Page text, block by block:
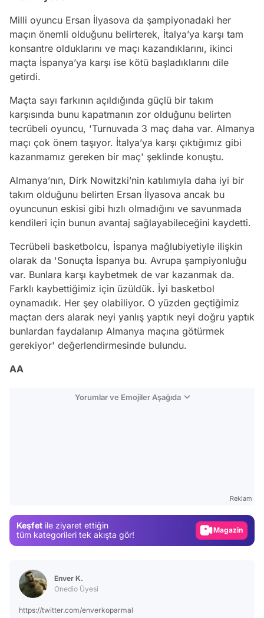
Milli oyuncu Ersan İlyasova da şampiyonadaki her
maçın önemli olduğunu belirterek, İtalya’ya karşı tam
konsantre olduklarını ve maçı kazandıklarını, ikinci
maçta İspanya’ya karşı ise kötü başladıklarını dile
getirdi.
Maçta sayı farkının açıldığında güçlü bir takım
karşısında bunu kapatmanın zor olduğunu belirten
tecrübeli oyuncu, 'Turnuvada 3 maç daha var. Almanya
maçı çok önem taşıyor. İtalya’ya karşı çıktığımız gibi
kazanmamız gereken bir maç' şeklinde konuştu.
Almanya’nın, Dirk Nowitzki’nin katılımıyla daha iyi bir
takım olduğunu belirten Ersan İlyasova ancak bu
oyuncunun eskisi gibi hızlı olmadığını ve savunmada
kendileri için bunun avantaj sağlayabileceğini kaydetti.
Tecrübeli basketbolcu, İspanya mağlubiyetiyle ilişkin
olarak da 'Sonuçta İspanya bu. Avrupa şampiyonluğu
var. Bunlara karşı kaybetmek de var kazanmak da.
Farklı kaybettiğimiz için üzüldük. İyi basketbol
oynamadık. Her şey olabiliyor. O yüzden geçtiğimiz
maçtan ders alarak neyi yanlış yaptık neyi doğru yaptık
bunlardan faydalanıp Almanya maçına götürmek
gerekiyor' değerlendirmesinde bulundu.
AA
Yorumlar ve Emojiler Aşağıda
Reklam
Keşfet ile ziyaret ettiğin
tüm kategorileri tek akışta gör!
Magazin
Enver K.
Onedio Üyesi
https://twitter.com/enverkoparmal